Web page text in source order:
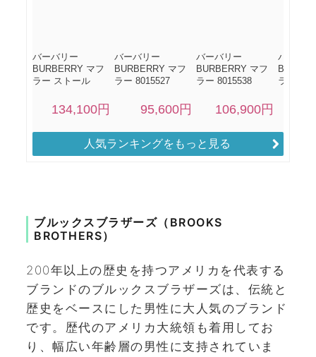
人気ランキングをもっと見る
ブルックスブラザーズ（BROOKS
BROTHERS）
200年以上の歴史を持つアメリカを代表する
ブランドのブルックスブラザーズは、伝統と
歴史をベースにした男性に大人気のブランド
です。歴代のアメリカ大統領も着用してお
り、幅広い年齢層の男性に支持されていま